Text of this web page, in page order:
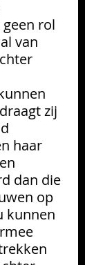
rol
van
zij
haar
dan die
op
kunnen